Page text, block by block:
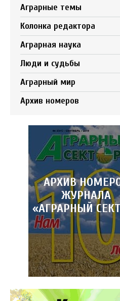
Аграрные темы
Колонка редактора
Аграрная наука
Люди и судьбы
Аграрный мир
Архив номеров
АРХИВ
ЖУРНАЛА
«АГРАРНЫЙ